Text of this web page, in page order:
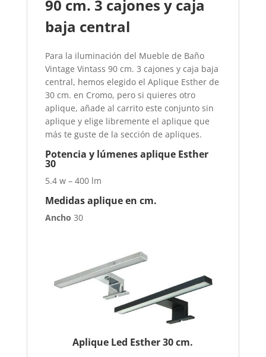
90 cm. 3 cajones y caja
baja central
Para la iluminación del Mueble de Baño
Vintage Vintass 90 cm. 3 cajones y caja baja
central, hemos elegido el Aplique Esther de
30 cm. en Cromo, pero si quieres otro
aplique, añade al carrito este conjunto sin
aplique y elige libremente el aplique que
más te guste de la sección de apliques.
Potencia y lúmenes aplique Esther
30
5.4 w – 400 lm
Medidas aplique en cm.
Ancho 30
Aplique Led Esther 30 cm.